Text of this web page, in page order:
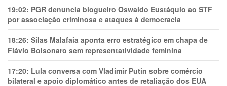
19:02: PGR denuncia blogueiro Oswaldo Eustáquio ao STF
por associação criminosa e ataques à democracia
18:26: Silas Malafaia aponta erro estratégico em chapa de
Flávio Bolsonaro sem representatividade feminina
17:20: Lula conversa com Vladimir Putin sobre comércio
bilateral e apoio diplomático antes de retaliação dos EUA